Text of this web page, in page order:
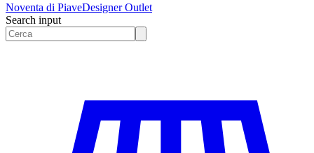
Noventa di PiaveDesigner Outlet
Search input